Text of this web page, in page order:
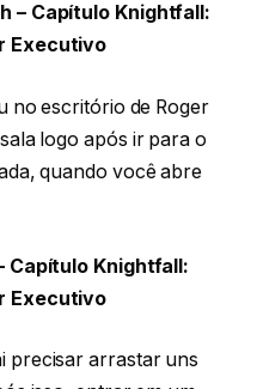
– Capítulo Knightfall:
Executivo
no escritório de Roger
logo após ir para o
quando você abre
Capítulo Knightfall:
Executivo
precisar arrastar uns